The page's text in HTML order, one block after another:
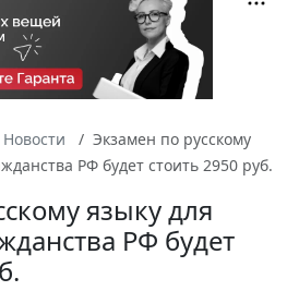
Новости
Экзамен по русскому
РФ будет стоить 2950 руб.
языку для
РФ будет